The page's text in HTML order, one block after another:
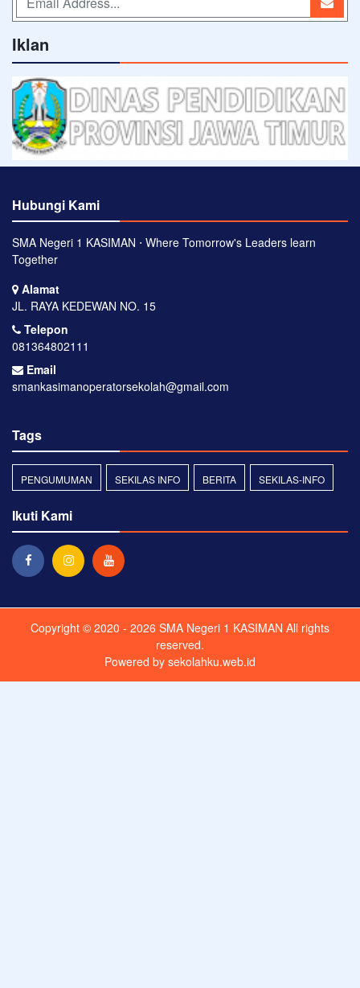
Iklan
Hubungi Kami
SMA Negeri 1 KASIMAN ⋅ Where Tomorrow's Leaders learn
Together
Alamat
JL. RAYA KEDEWAN NO. 15
Telepon
081364802111
Email
smankasimanoperatorsekolah@gmail.com
Tags
PENGUMUMAN SEKILAS INFO BERITA SEKILAS-INFO
Ikuti Kami
Copyright © 2020 - 2026 SMA Negeri 1 KASIMAN All rights
reserved.
Powered by sekolahku.web.id